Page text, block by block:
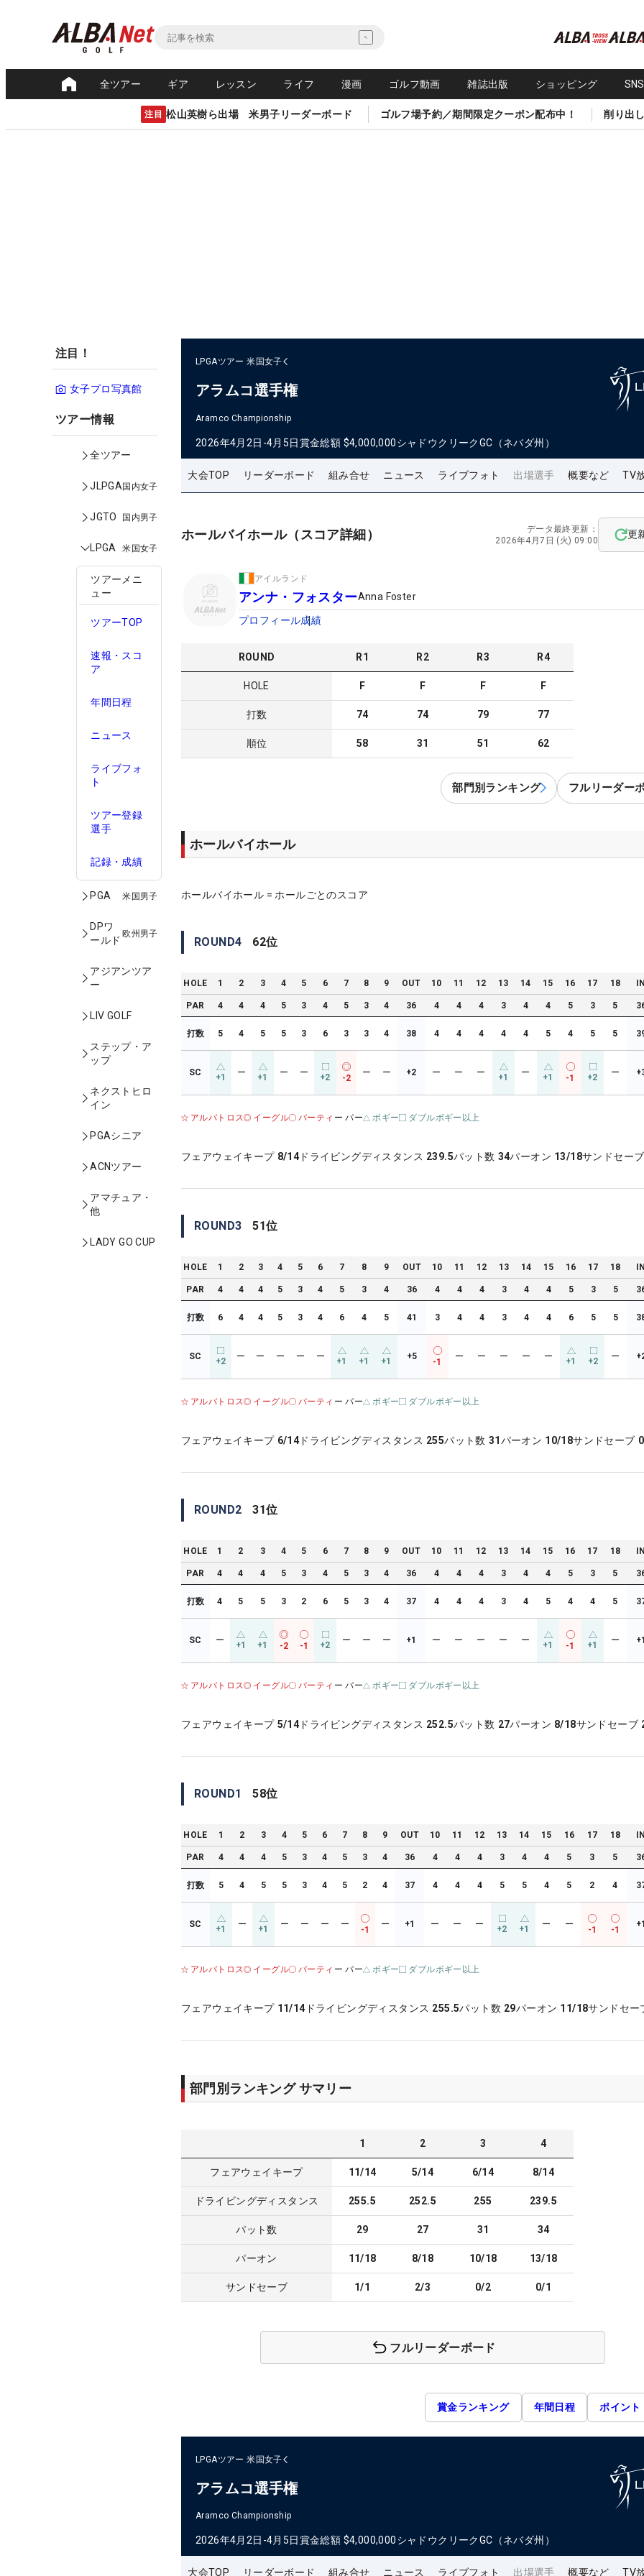
全ツアー ギア レッスン ライフ 漫画 ゴルフ動画 雑誌出版 ショッピング
注目 松山英樹ら出場 米男子リーダーボード ゴルフ場予約／期間限定クーポン配布中！ 削り出
注目！
女子プロ写真館
ツアー情報
全ツアー
JLPGA国内女子
JGTO 国内男子
LPGA 米国女子
ツアーメニ
ュー
ツアーTOP
速報・スコ
ア
年間日程
ニュース
ライブフォ
ト
ツアー登録
選手
記録・成績
PGA 米国男子
DPワ
ールド
欧州男子
アジアンツア
ー
LIV GOLF
ステップ・ア
ップ
ネクストヒロ
イン
PGAシニア
ACNツアー
アマチュア・
他
LADY GO CUP
LPGAツアー 米国女子
アラムコ選手権
Aramco Championship
2026年4月2日-4月5日賞金総額 $4,000,000シャドウクリークGC（ネバダ州）
大会TOP リーダーボード 組み合せ ニュース ライブフォト 出場選手 概要など TV
ホールバイホール（スコア詳細）
データ最終更新：
2026年4月7日 (火) 09:00
更
アイルランド
アンナ・フォスターAnna Foster
プロフィール成績
ROUND R1 R2 R3 R4
HOLE F F F F
打数 74 74 79 77
順位 58 31 51 62
部門別ランキング フルリーダー
ホールバイホール
ホールバイホール = ホールごとのスコア
ROUND4 62位
HOLE 1 2 3 4 5 6 7 8 9 OUT 10 11 12 13 14 15 16 17 18
PAR 4 4 4 5 3 4 5 3 4 36 4 4 4 3 4 4 5 3 5
打数 5 4 5 5 3 6 3 3 4 38 4 4 4 4 4 5 4 5 5
SC +1 ー +1 ー ー +2 -2
ー ー +2 ー ー ー +1 ー +1 -1 +2 ー
アルバトロス イーグル バーティ ー パー ボギー ダブルボギー以上
フェアウェイキープ 8/14 ドライビングディスタンス 239.5パット数 34パーオン 13/18サンドセーブ
ROUND3 51位
HOLE 1 2 3 4 5 6 7 8 9 OUT 10 11 12 13 14 15 16 17 18
PAR 4 4 4 5 3 4 5 3 4 36 4 4 4 3 4 4 5 3 5
打数 6 4 4 5 3 4 6 4 5 41 3 4 4 3 4 4 6 5 5
SC +2 ー ー ー ー ー +1 +1 +1 +5
-1
ー ー ー ー ー +1 +2 ー
アルバトロス イーグル バーティ ー パー ボギー ダブルボギー以上
フェアウェイキープ 6/14 ドライビングディスタンス 255パット数 31パーオン 10/18サンドセーブ
ROUND2 31位
HOLE 1 2 3 4 5 6 7 8 9 OUT 10 11 12 13 14 15 16 17 18
PAR 4 4 4 5 3 4 5 3 4 36 4 4 4 3 4 4 5 3 5
打数 4 5 5 3 2 6 5 3 4 37 4 4 4 3 4 5 4 4 5
SC ー +1 +1 -2 -1 +2 ー ー ー +1 ー ー ー ー ー +1 -1 +1 ー
アルバトロス イーグル バーティ ー パー ボギー ダブルボギー以上
フェアウェイキープ 5/14 ドライビングディスタンス 252.5パット数 27パーオン 8/18サンドセーブ
ROUND1 58位
HOLE 1 2 3 4 5 6 7 8 9 OUT 10 11 12 13 14 15 16 17 18
PAR 4 4 4 5 3 4 5 3 4 36 4 4 4 3 4 4 5 3 5
打数 5 4 5 5 3 4 5 2 4 37 4 4 4 5 5 4 5 2 4
SC +1 ー +1 ー ー ー ー
-1
ー +1 ー ー ー +2 +1 ー ー
-1 -1
アルバトロス イーグル バーティ ー パー ボギー ダブルボギー以上
フェアウェイキープ 11/14 ドライビングディスタンス 255.5パット数 29パーオン 11/18サンドセー
部門別ランキング サマリー
1 2 3 4
フェアウェイキープ 11/14 5/14 6/14 8/14
ドライビングディスタンス 255.5 252.5 255 239.5
パット数 29 27 31 34
パーオン 11/18 8/18 10/18 13/18
サンドセーブ 1/1 2/3 0/2 0/1
フルリーダーボード
賞金ランキング 年間日程 ポイント
LPGAツアー 米国女子
アラムコ選手権
Aramco Championship
2026年4月2日-4月5日賞金総額 $4,000,000シャドウクリークGC（ネバダ州）
大会TOP リーダーボード 組み合せ ニュース ライブフォト 出場選手 概要など TV